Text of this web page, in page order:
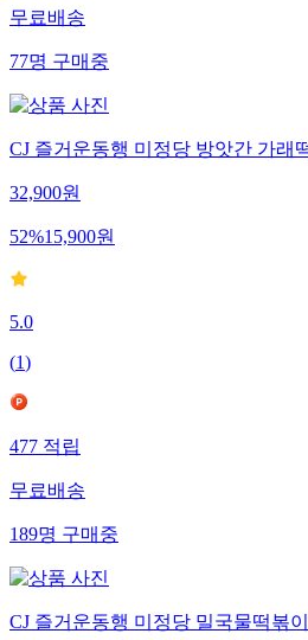
무료배송
77명구매중
CJ 즐거운동행 미정당 방앗간 가래
32,900원
52%15,900원
5.0
(1)
477적립
무료배송
189명구매중
CJ 즐거운동행 미정당 밀국물떡볶